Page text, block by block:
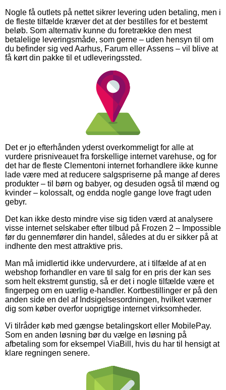
Nogle få outlets på nettet sikrer levering uden betaling, men i
de fleste tilfælde kræver det at der bestilles for et bestemt
beløb. Som alternativ kunne du foretrække den mest
betalelige leveringsmåde, som gerne – uden hensyn til om
du befinder sig ved Aarhus, Farum eller Assens – vil blive at
få kørt din pakke til et udleveringssted.
Det er jo efterhånden yderst overkommeligt for alle at
vurdere prisniveauet fra forskellige internet varehuse, og for
det har de fleste Clementoni internet forhandlere ikke kunne
lade være med at reducere salgspriserne på mange af deres
produkter – til børn og babyer, og desuden også til mænd og
kvinder – kolossalt, og endda nogle gange love fragt uden
gebyr.
Det kan ikke desto mindre vise sig tiden værd at analysere
visse internet selskaber efter tilbud på Frozen 2 – Impossible
før du gennemfører din handel, således at du er sikker på at
indhente den mest attraktive pris.
Man må imidlertid ikke undervurdere, at i tilfælde af at en
webshop forhandler en vare til salg for en pris der kan ses
som helt ekstremt gunstig, så er det i nogle tilfælde være et
fingerpeg om en uærlig e-handler. Kortbestillinger er på den
anden side en del af Indsigelsesordningen, hvilket værner
dig som køber overfor uoprigtige internet virksomheder.
Vi tilråder køb med gængse betalingskort eller MobilePay.
Som en anden løsning bør du vælge en løsning på
afbetaling som for eksempel ViaBill, hvis du har til hensigt at
klare regningen senere.